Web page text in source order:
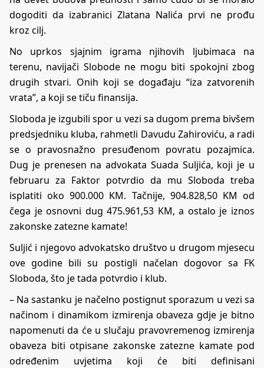
dogoditi da izabranici Zlatana Nalića prvi ne prođu
kroz cilj.
No uprkos sjajnim igrama njihovih ljubimaca na
terenu, navijači Slobode ne mogu biti spokojni zbog
drugih stvari. Onih koji se događaju “iza zatvorenih
vrata”, a koji se tiču finansija.
Sloboda je izgubili spor u vezi sa dugom prema bivšem
predsjedniku kluba, rahmetli Davudu Zahiroviću, a radi
se o pravosnažno presuđenom povratu pozajmica.
Dug je prenesen na advokata Suada Suljića, koji je u
februaru za Faktor potvrdio da mu Sloboda treba
isplatiti oko 900.000 KM. Tačnije, 904.828,50 KM od
čega je osnovni dug 475.961,53 KM, a ostalo je iznos
zakonske zatezne kamate!
Suljić i njegovo advokatsko društvo u drugom mjesecu
ove godine bili su postigli načelan dogovor sa FK
Sloboda, što je tada potvrdio i klub.
– Na sastanku je načelno postignut sporazum u vezi sa
načinom i dinamikom izmirenja obaveza gdje je bitno
napomenuti da će u slučaju pravovremenog izmirenja
obaveza biti otpisane zakonske zatezne kamate pod
određenim uvjetima koji će biti definisani